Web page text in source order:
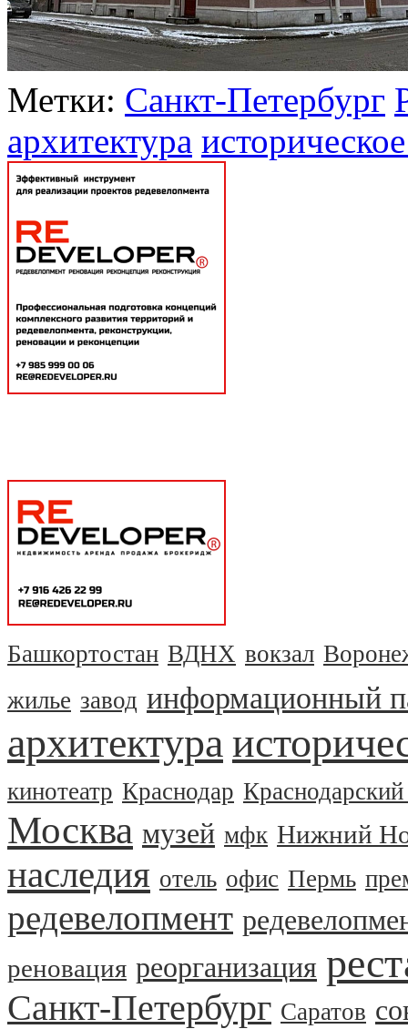
Метки: Санкт-Петербург
архитектура
Башкортостан ВДНХ вокзал
жилье завод информационный
архитектура
кинотеатр Краснодар
Москва музей мфк Нижний
наследия отель офис Пермь
редевелопмент
реновация реорганизация
Санкт-Петербург Саратов